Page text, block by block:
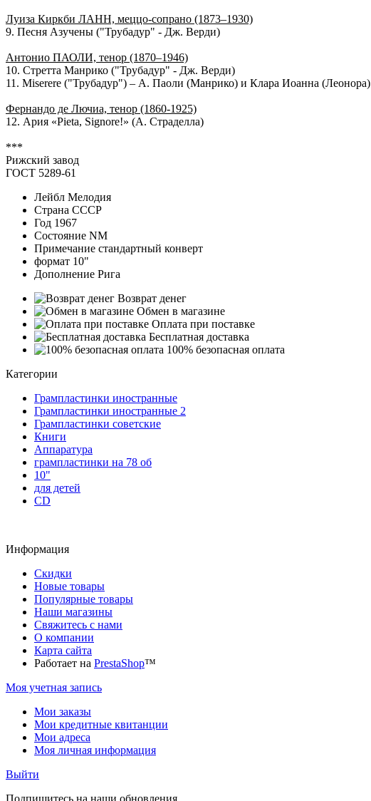
Луиза Киркби ЛАНН, меццо-сопрано (1873–1930)
9. Песня Азучены ("Трубадур" - Дж. Верди)
Антонио ПАОЛИ, тенор (1870–1946)
10. Стретта Манрико ("Трубадур" - Дж. Верди)
11. Miserere ("Трубадур") – А. Паоли (Манрико) и Клара Иоанна (Леонора)
Фернандо де Лючиа, тенор (1860-1925)
12. Ария «Pieta, Signore!» (А. Страделла)
***
Рижский завод
ГОСТ 5289-61
Лейбл Мелодия
Страна СССР
Год 1967
Состояние NM
Примечание стандартный конверт
формат 10"
Дополнение Рига
Возврат денег
Обмен в магазине
Оплата при поставке
Бесплатная доставка
100% безопасная оплата
Категории
Грампластинки иностранные
Грампластинки иностранные 2
Грампластинки советские
Книги
Аппаратура
грампластинки на 78 об
10"
для детей
CD
Информация
Скидки
Новые товары
Популярные товары
Наши магазины
Свяжитесь с нами
О компании
Карта сайта
Работает на PrestaShop™
Моя учетная запись
Мои заказы
Мои кредитные квитанции
Мои адреса
Моя личная информация
Выйти
Подпишитесь на наши обновления